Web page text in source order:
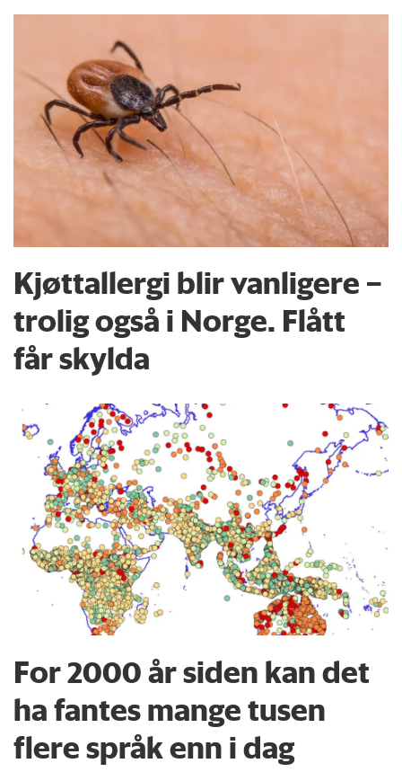
Kjøttallergi blir vanligere –
trolig også i Norge. Flått
får skylda
For 2000 år siden kan det
ha fantes mange tusen
flere språk enn i dag